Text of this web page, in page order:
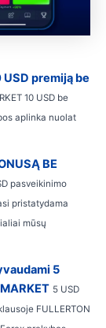
USD premiją be
10 USD be
aplinka nuolat
BE
pasveikinimo
pristatydama
mūsų
5
5 USD
FULLERTON